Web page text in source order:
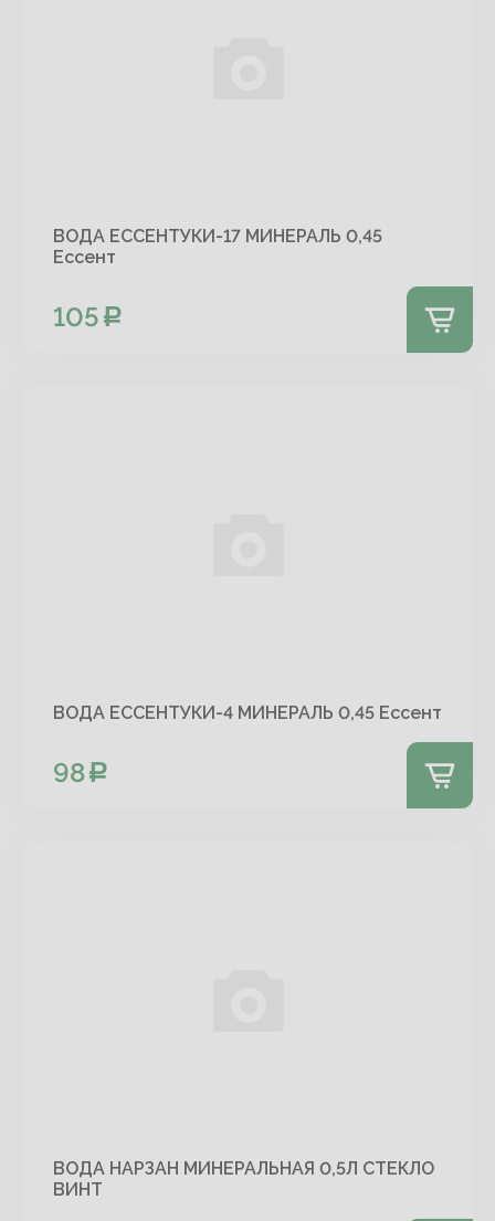
ВОДА ЕССЕНТУКИ-17 МИНЕРАЛЬ 0,45
Ессент
105
ВОДА ЕССЕНТУКИ-4 МИНЕРАЛЬ 0,45 Ессент
98
ВОДА НАРЗАН МИНЕРАЛЬНАЯ 0,5Л СТЕКЛО
ВИНТ